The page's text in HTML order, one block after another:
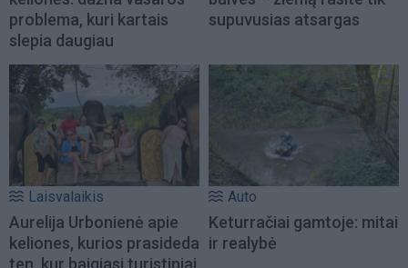
problema, kuri kartais
slepia daugiau
supuvusias atsargas
Laisvalaikis
Aurelija Urbonienė apie
keliones, kurios prasideda
ten, kur baigiasi turistiniai
Auto
Keturračiai gamtoje: mitai
ir realybė